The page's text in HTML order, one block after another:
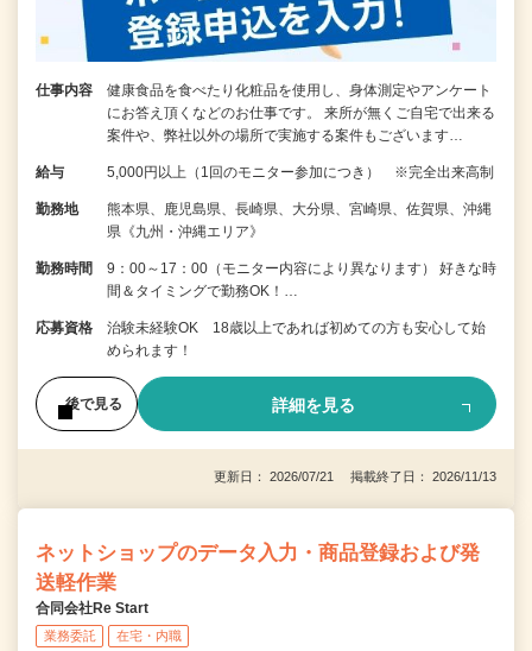
仕事内容
健康食品を食べたり化粧品を使用し、身体測定やアンケート
にお答え頂くなどのお仕事です。 来所が無くご自宅で出来る
案件や、弊社以外の場所で実施する案件もございます…
給与 5,000円以上（1回のモニター参加につき） ※完全出来高制
勤務地
熊本県、鹿児島県、長崎県、大分県、宮崎県、佐賀県、沖縄
県《九州・沖縄エリア》
勤務時間
9：00～17：00（モニター内容により異なります） 好きな時
間＆タイミングで勤務OK！…
応募資格
治験未経験OK 18歳以上であれば初めての方も安心して始
められます！
後で見る 詳細を見る
更新日： 2026/07/21 掲載終了日： 2026/11/13
ネットショップのデータ入力・商品登録および発
送軽作業
合同会社Re Start
業務委託 在宅・内職